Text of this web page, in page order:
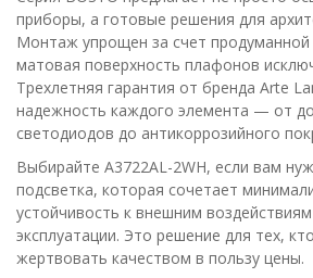
приборы, а готовые решения для
Монтаж упрощен за счет продуманной
матовая поверхность плафонов
Трехлетняя гарантия от бренда Arte
надежность каждого элемента — от
светодиодов до антикоррозийного
Выбирайте A3722AL-2WH, если вам
подсветка, которая сочетает
устойчивость к внешним
эксплуатации. Это решение для тех,
жертвовать качеством в пользу цены.